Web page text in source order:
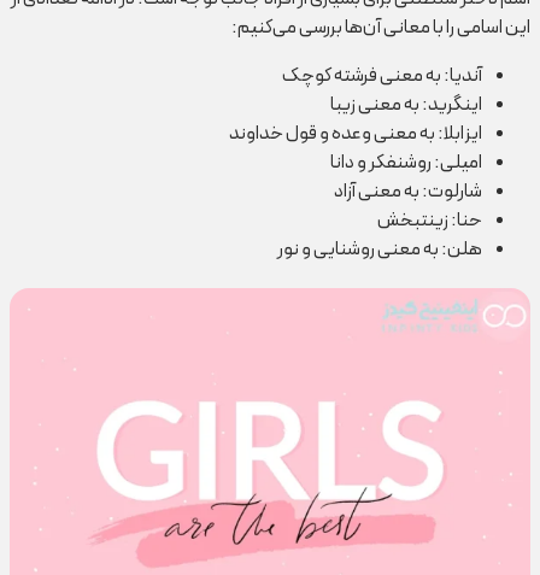
این اسامی را با معانی آن‌ها بررسی می‌کنیم:
آندیا: به معنی فرشته کوچک
اینگرید: به معنی زیبا
ایزابلا: به معنی وعده و قول خداوند
امیلی: روشنفکر و دانا
شارلوت: به معنی آزاد
حنا: زینت‎بخش
هلن: به معنی روشنایی و نور